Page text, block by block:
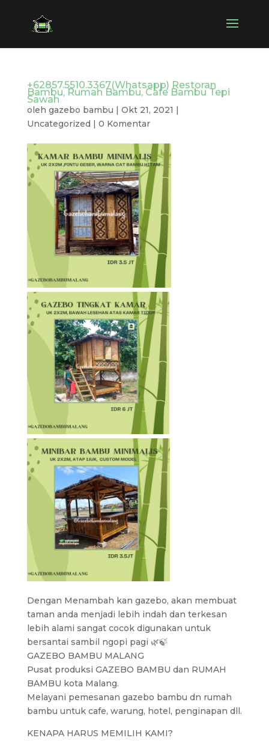
+62857.5510.3367(Whatsapp) Restoran
Bambu, Rumah Bambu, Cafe Bambu Tepi
Sawah
oleh gazebo bambu | Okt 21, 2021 |
Uncategorized | 0 Komentar
Dengan Menambah kan gazebo, akan membuat
taman anda menjadi lebih indah dan terkesan
lebih alami sangat cocok digunakan untuk
bersantai sambil ngopi pagi 🌿🍃
GAZEBO BAMBU MALANG
Pusat produksi GAZEBO BAMBU dan RUMAH
BAMBU kota Malang.
Melayani pemesanan gazebo bambu dn rumah
bambu untuk cafe, warung, hotel, penginapan dll.
KENAPA HARUS MEMILIH KAMI?